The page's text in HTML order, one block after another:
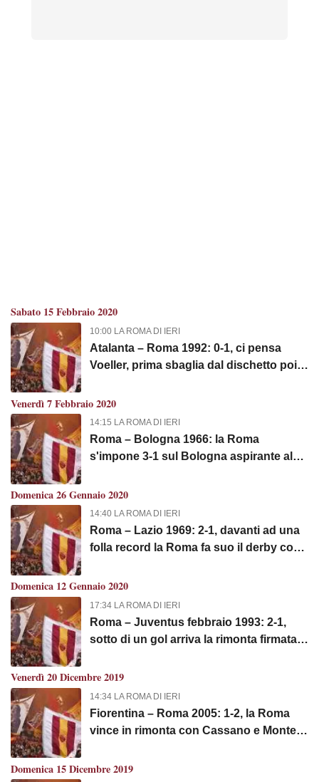
Sabato 15 Febbraio 2020
10:00 LA ROMA DI IERI
Atalanta – Roma 1992: 0-1, ci pensa
Voeller, prima sbaglia dal dischetto poi
Venerdì 7 Febbraio 2020
14:15 LA ROMA DI IERI
Roma – Bologna 1966: la Roma
s'impone 3-1 sul Bologna aspirante al
Domenica 26 Gennaio 2020
14:40 LA ROMA DI IERI
Roma – Lazio 1969: 2-1, davanti ad una
folla record la Roma fa suo il derby con
Domenica 12 Gennaio 2020
17:34 LA ROMA DI IERI
Roma – Juventus febbraio 1993: 2-1,
sotto di un gol arriva la rimonta firmata
Venerdì 20 Dicembre 2019
14:34 LA ROMA DI IERI
Fiorentina – Roma 2005: 1-2, la Roma
vince in rimonta con Cassano e Montella
Domenica 15 Dicembre 2019